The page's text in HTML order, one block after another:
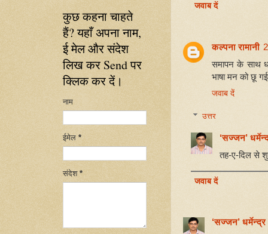
जवाब दें
कल्पना रामानी
समापन के साथ
भाषा मन को छू
जवाब दें
उत्तर
‘सज्जन’
तह-ए-दिल से
जवाब दें
‘सज्जन’ धर्मेन्द्र
कुछ कहना चाहते
हैं? यहाँ अपना नाम,
ई मेल और संदेश
लिख कर Send पर
क्लिक कर दें।
नाम
ईमेल *
संदेश *